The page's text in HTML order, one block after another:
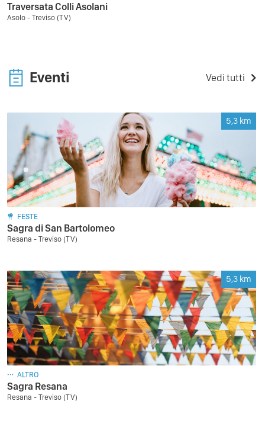
Traversata Colli Asolani
Asolo - Treviso (TV)
Eventi Vedi tutti
5,3 km
FESTE
Sagra di San Bartolomeo
Resana - Treviso (TV)
5,3 km
ALTRO
Sagra Resana
Resana - Treviso (TV)